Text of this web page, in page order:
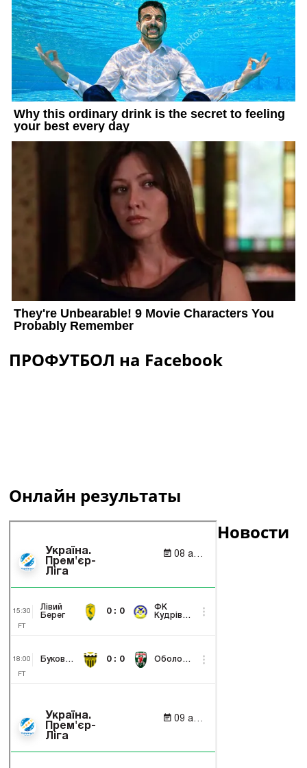
ПРОФУТБОЛ на Facebook
Онлайн результаты
Новости